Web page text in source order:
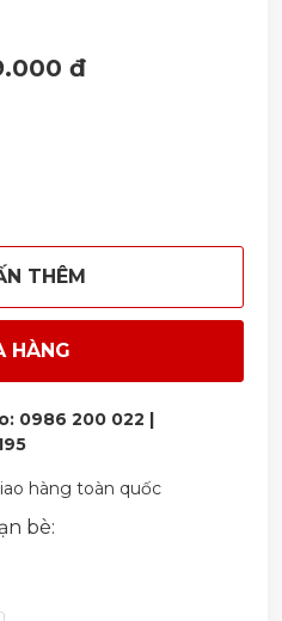
đ
THÊM
HÀNG
0986 200 022 |
hàng toàn quốc
bè: